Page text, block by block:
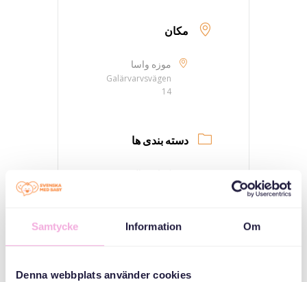
Samtycke Information Om
Denna webbplats använder cookies
مکان
موزه واسا
Galärvarvsvägen
14
دسته بندی ها